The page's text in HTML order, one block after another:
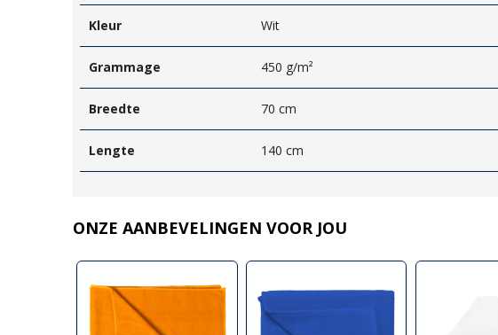
Kleur Wit
Grammage 450 g/m²
Breedte 70 cm
Lengte 140 cm
ONZE AANBEVELINGEN VOOR JOU